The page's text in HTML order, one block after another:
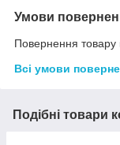
Умови
Повернення товару
Всі умови
Подібні товари